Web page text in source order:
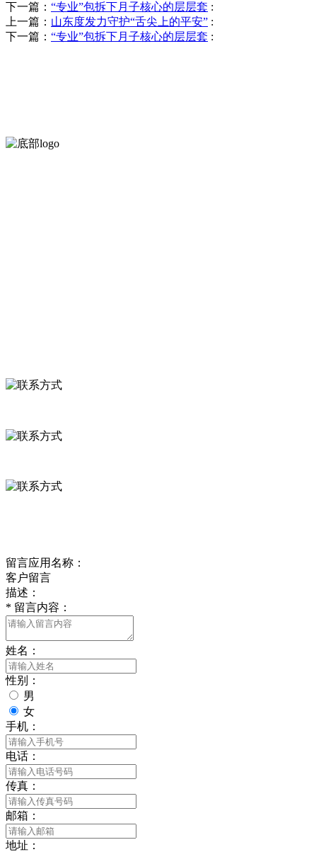
下一篇： “专业”包拆下月子核心的层层套 :
上一篇： 山东度发力守护“舌尖上的平安” :
下一篇： “专业”包拆下月子核心的层层套 :
留言应用名称：
客户留言
描述：
* 留言内容：
姓名：
性别：
男
女
手机：
电话：
传真：
邮箱：
地址：